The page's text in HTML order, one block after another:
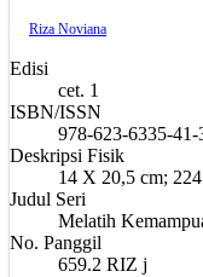
Riza Noviana
Edisi
cet. 1
ISBN/ISSN
978-623-6335-41-
Deskripsi Fisik
14 X 20,5 cm;
Judul Seri
Melatih
No. Panggil
659.2 RIZ j